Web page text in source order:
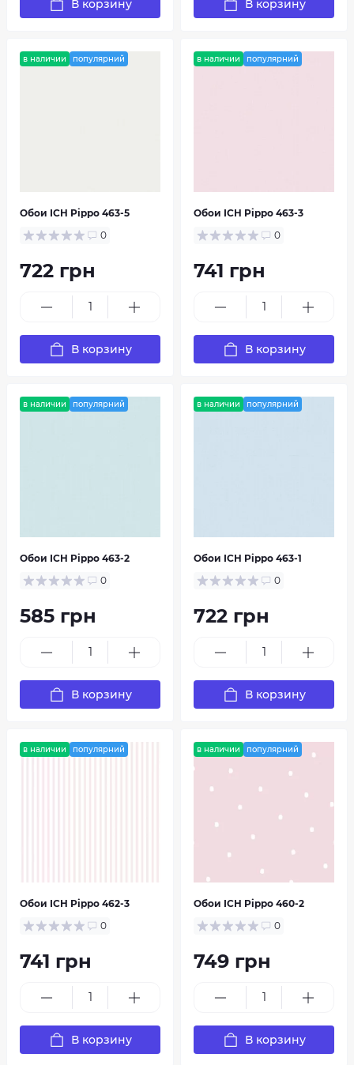
В корзину В корзину
в наличии популярний
Обои ICH Pippo 463-5
0
722 грн
В корзину
в наличии популярний
Обои ICH Pippo 463-3
0
741 грн
В корзину
в наличии популярний
Обои ICH Pippo 463-2
0
585 грн
В корзину
в наличии популярний
Обои ICH Pippo 463-1
0
722 грн
В корзину
в наличии популярний
Обои ICH Pippo 462-3
0
741 грн
В корзину
в наличии популярний
Обои ICH Pippo 460-2
0
749 грн
В корзину